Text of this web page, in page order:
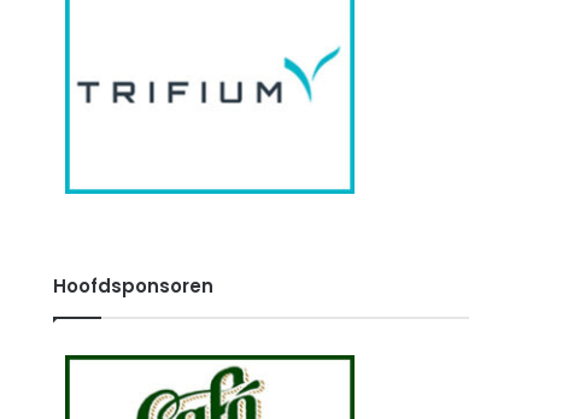
Hoofdsponsoren